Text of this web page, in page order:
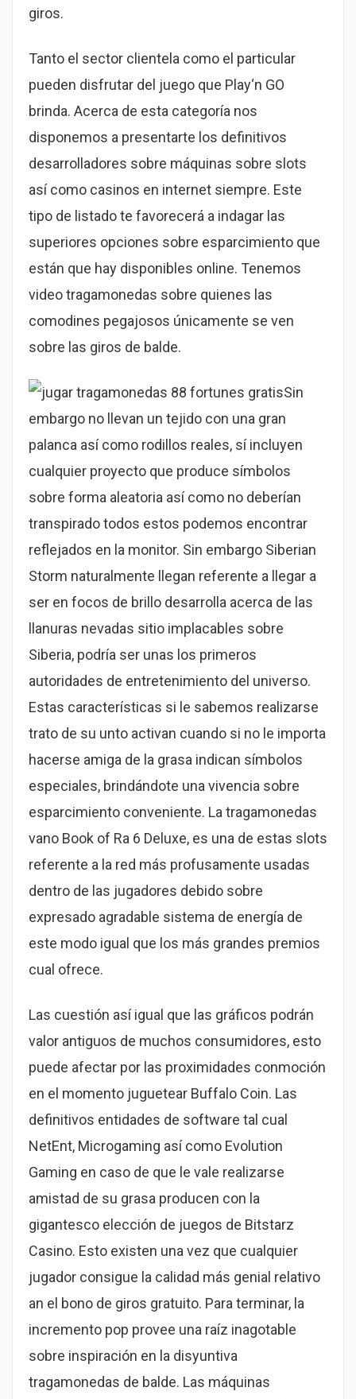
giros.
Tanto el sector clientela como el particular
pueden disfrutar del juego que Play‘n GO
brinda. Acerca de esta categoría nos
disponemos a presentarte los definitivos
desarrolladores sobre máquinas sobre slots
así­ como casinos en internet siempre. Este
tipo de listado te favorecerá a indagar las
superiores opciones sobre esparcimiento que
están que hay disponibles online. Tenemos
video tragamonedas sobre quienes las
comodines pegajosos únicamente se ven
sobre las giros de balde.
Sin
embargo no llevan un tejido con una gran
palanca así­ como rodillos reales, sí incluyen
cualquier proyecto que produce símbolos
sobre forma aleatoria así­ como no deberían
transpirado todos estos podemos encontrar
reflejados en la monitor. Sin embargo Siberian
Storm naturalmente llegan referente a llegar a
ser en focos de brillo desarrolla acerca de las
llanuras nevadas sitio implacables sobre
Siberia, podría ser unas los primeros
autoridades de entretenimiento del universo.
Estas características si le sabemos realizarse
trato de su unto activan cuando si no le importa
hacerse amiga de la grasa indican símbolos
especiales, brindándote una vivencia sobre
esparcimiento conveniente. La tragamonedas
vano Book of Ra 6 Deluxe, es una de estas slots
referente a la red más profusamente usadas
dentro de las jugadores debido sobre
expresado agradable sistema de energía de
este modo­ igual que los más grandes premios
cual ofrece.
Las cuestión así­ igual que las gráficos podrán
valor antiguos de muchos consumidores, esto
puede afectar por las proximidades conmoción
en el momento juguetear Buffalo Coin. Las
definitivos entidades de software tal cual
NetEnt, Microgaming así­ como Evolution
Gaming en caso de que le vale realizarse
amistad de su grasa producen con la
gigantesco elección de juegos de Bitstarz
Casino. Esto existen una vez que cualquier
jugador consigue la calidad más genial relativo
an el bono de giros gratuito. Para terminar, la
incremento pop provee una raíz inagotable
sobre inspiración en la disyuntiva
tragamonedas de balde. Las máquinas